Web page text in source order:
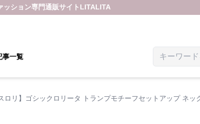
ッション専門通販サイト LITALITA
事一覧
ロリ】ゴシックロリータ トランプモチーフセットアップ ネッ